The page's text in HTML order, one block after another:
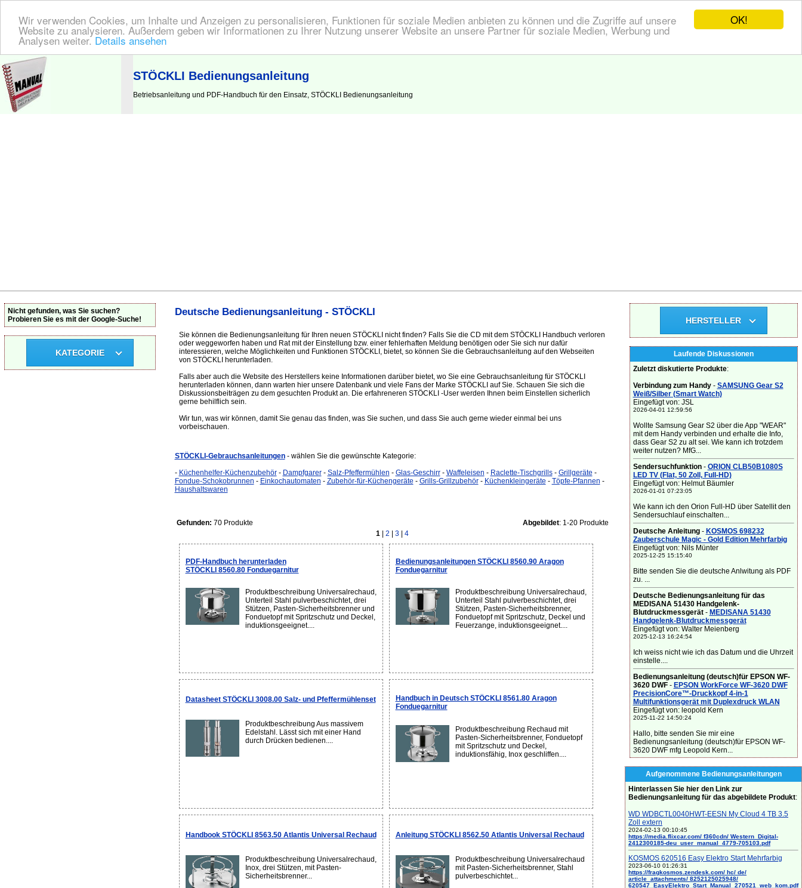
OK!
Wir verwenden Cookies, um Inhalte und Anzeigen zu personalisieren, Funktionen für soziale Medien anbieten zu können und die Zugriffe auf unsere
Website zu analysieren. Außerdem geben wir Informationen zu Ihrer Nutzung unserer Website an unsere Partner für soziale Medien, Werbung und
Analysen weiter. Details ansehen
BEDIENUNGSANLEITUNG | Hier finden Sie die deutsche Anleitung!
STÖCKLI Bedienungsanleitung
Betriebsanleitung und PDF-Handbuch für den Einsatz, STÖCKLI Bedienungsanleitung
Deutsche Bedienungsanleitung - STÖCKLI
Sie können die Bedienungsanleitung für Ihren neuen STÖCKLI nicht finden? Falls Sie die CD mit dem STÖCKLI Handbuch verloren
oder weggeworfen haben und Rat mit der Einstellung bzw. einer fehlerhaften Meldung benötigen oder Sie sich nur dafür
interessieren, welche Möglichkeiten und Funktionen STÖCKLI, bietet, so können Sie die Gebrauchsanleitung auf den Webseiten
von STÖCKLI herunterladen.
Falls aber auch die Website des Herstellers keine Informationen darüber bietet, wo Sie eine Gebrauchsanleitung für STÖCKLI
herunterladen können, dann warten hier unsere Datenbank und viele Fans der Marke STÖCKLI auf Sie. Schauen Sie sich die
Diskussionsbeiträgen zu dem gesuchten Produkt an. Die erfahreneren STÖCKLI -User werden Ihnen beim Einstellen sicherlich
gerne behilflich sein.
Wir tun, was wir können, damit Sie genau das finden, was Sie suchen, und dass Sie auch gerne wieder einmal bei uns
vorbeischauen.
STÖCKLI-Gebrauchsanleitungen - wählen Sie die gewünschte Kategorie:
- Küchenhelfer-Küchenzubehör- Dampfgarer- Salz-Pfeffermühlen - Glas-Geschirr- Waffeleisen - Raclette-Tischgrills- Grillgeräte -
Fondue-Schokobrunnen - Einkochautomaten - Zubehör-für-Küchengeräte - Grills-Grillzubehör- Küchenkleingeräte - Töpfe-Pfannen -
Haushaltswaren
Gefunden: 70 Produkte Abgebildet: 1-20 Produkte
1
2 3 4
PDF-Handbuch herunterladen
STÖCKLI 8560.80 Fonduegarnitur
Produktbeschreibung Universalrechaud,
Unterteil Stahl pulverbeschichtet, drei
Stützen, Pasten-Sicherheitsbrenner und
Fonduetopf mit Spritzschutz und Deckel,
induktionsgeeignet....
Bedienungsanleitungen STÖCKLI 8560.90 Aragon
Fonduegarnitur
Produktbeschreibung Universalrechaud,
Unterteil Stahl pulverbeschichtet, drei
Stützen, Pasten-Sicherheitsbrenner,
Fonduetopf mit Spritzschutz, Deckel und
Feuerzange, induktionsgeeignet....
Datasheet STÖCKLI 3008.00 Salz- und Pfeffermühlenset
Produktbeschreibung Aus massivem
Edelstahl. Lässt sich mit einer Hand
durch Drücken bedienen....
Handbuch in Deutsch STÖCKLI 8561.80 Aragon
Fonduegarnitur
Produktbeschreibung Rechaud mit
Pasten-Sicherheitsbrenner, Fonduetopf
mit Spritzschutz und Deckel,
induktionsfähig, Inox geschliffen....
Handbook STÖCKLI 8563.50 Atlantis Universal Rechaud
Produktbeschreibung Universalrechaud,
Inox, drei Stützen, mit Pasten-
Sicherheitsbrenner...
Anleitung STÖCKLI 8562.50 Atlantis Universal Rechaud
Produktbeschreibung Universalrechaud
mit Pasten-Sicherheitsbrenner, Stahl
pulverbeschichtet...
Nicht gefunden, was Sie suchen?
Probieren Sie es mit der Google-Suche!
KATEGORIE
HERSTELLER
Laufende Diskussionen
Zuletzt diskutierte Produkte:
Verbindung zum Handy- SAMSUNG Gear S2
Weiß/Silber (Smart Watch)
Eingefügt von: JSL
2026-04-01 12:59:56
Wollte Samsung Gear S2 über die App "WEAR"
mit dem Handy verbinden und erhalte die Info,
dass Gear S2 zu alt sei. Wie kann ich trotzdem
weiter nutzen? MfG...
Sendersuchfunktion- ORION CLB50B1080S
LED TV (Flat, 50 Zoll, Full-HD)
Eingefügt von: Helmut Bäumler
2026-01-01 07:23:05
Wie kann ich den Orion Full-HD über Satellit den
Sendersuchlauf einschalten...
Deutsche Anleitung- KOSMOS 698232
Zauberschule Magic - Gold Edition Mehrfarbig
Eingefügt von: Nils Münter
2025-12-25 15:15:40
Bitte senden Sie die deutsche Anlwitung als PDF
zu. ...
Deutsche Bedienungsanleitung für das
MEDISANA 51430 Handgelenk-
Blutdruckmessgerät- MEDISANA 51430
Handgelenk-Blutdruckmessgerät
Eingefügt von: Walter Meienberg
2025-12-13 16:24:54
Ich weiss nicht wie ich das Datum und die Uhrzeit
einstelle....
Bedienungsanleitung (deutsch)für EPSON WF-
3620 DWF- EPSON WorkForce WF-3620 DWF
PrecisionCore™-Druckkopf 4-in-1
Multifunktionsgerät mit Duplexdruck WLAN
Eingefügt von: leopold Kern
2025-11-22 14:50:24
Hallo, bitte senden Sie mir eine
Bedienungsanleitung (deutsch)für EPSON WF-
3620 DWF mfg Leopold Kern...
Aufgenommene Bedienungsanleitungen
Hinterlassen Sie hier den Link zur
Bedienungsanleitung für das abgebildete Produkt:
WD WDBCTL0040HWT-EESN My Cloud 4 TB 3.5
Zoll extern
2024-02-13 00:10:45
https://media.flixcar.com/ f360cdn/ Western_Digital-
2412300185-deu_user_manual_4779-705103.pdf
KOSMOS 620516 Easy Elektro Start Mehrfarbig
2023-06-10 01:26:31
https://fragkosmos.zendesk.com/ hc/ de/
article_attachments/ 8252125025948/
620547_EasyElektro_Start_Manual_270521_web_kom.pdf